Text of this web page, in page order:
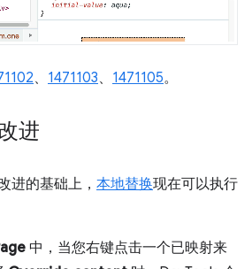
、 1471103、 1471105。
进
进的基础上， 本地替换现在可以执行
中，当您右键点击一个已映射来